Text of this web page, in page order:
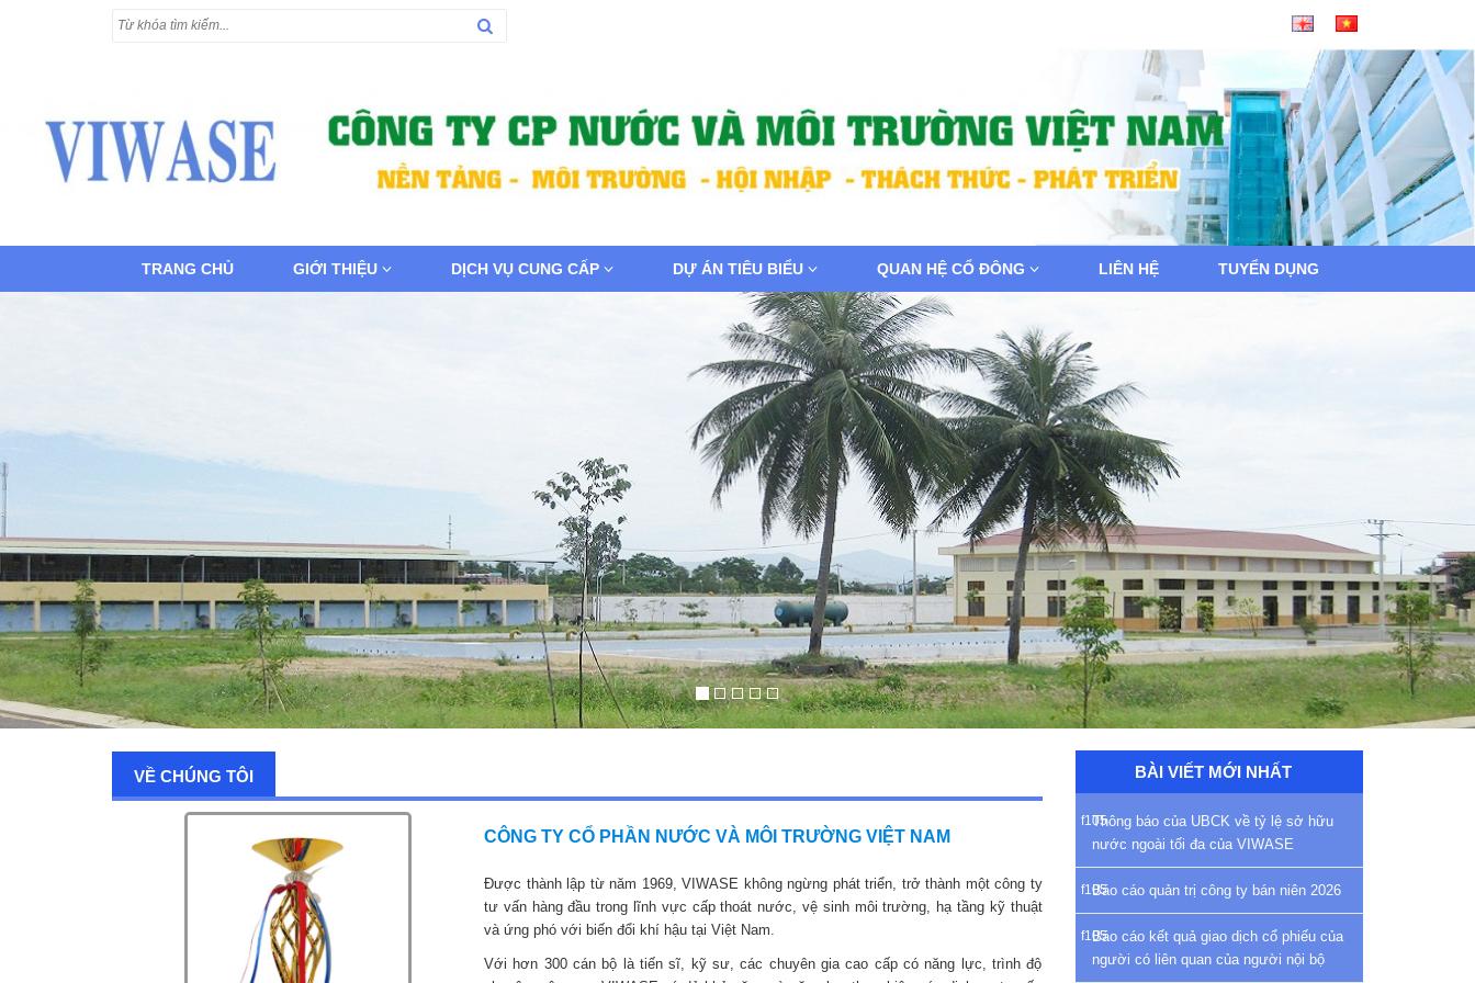
TRANG CHỦ GIỚI THIỆU DỊCH VỤ CUNG CẤP DỰ ÁN TIÊU BIỂU QUAN HỆ CỔ ĐÔNG LIÊN HỆ TUYỂN DỤNG
VỀ CHÚNG TÔI
CÔNG TY CỔ PHẦN NƯỚC VÀ MÔI TRƯỜNG VIỆT NAM
Được thành lập từ năm 1969, VIWASE không ngừng phát triển, trở thành một công ty
tư vấn hàng đầu trong lĩnh vực cấp thoát nước, vệ sinh môi trường, hạ tầng kỹ thuật
và ứng phó với biến đổi khí hậu tại Việt Nam.
Với hơn 300 cán bộ là tiến sĩ, kỹ sư, các chuyên gia cao cấp có năng lực, trình độ
BÀI VIẾT MỚI NHẤT
Thông báo của UBCK về tỷ lệ sở hữu
nước ngoài tối đa của VIWASE
Báo cáo quản trị công ty bán niên 2026
Báo cáo kết quả giao dịch cổ phiếu của
người có liên quan của người nội bộ